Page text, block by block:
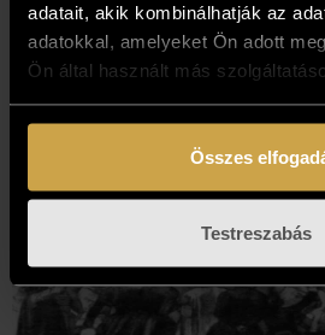
adatait, akik kombinálhatják az
adatokkal, amelyeket Ön adott
Ön által használt más
Összes
Testreszabás
/folytatása következik…/